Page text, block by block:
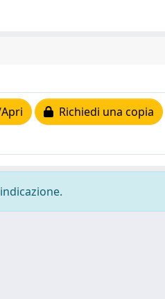
Richiedi una copia